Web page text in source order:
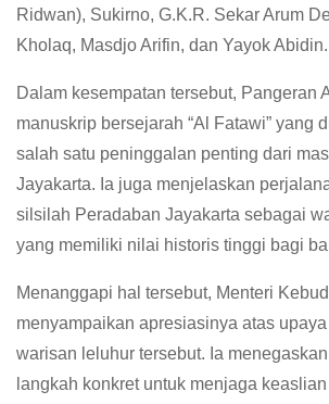
Ridwan), Sukirno, G.K.R. Sekar Arum
Kholaq, Masdjo Arifin, dan Yayok Abidin.
Dalam kesempatan tersebut, Pangeran
manuskrip bersejarah “Al Fatawi” yang
salah satu peninggalan penting dari
Jayakarta. Ia juga menjelaskan
silsilah Peradaban Jayakarta sebagai
yang memiliki nilai historis tinggi bagi
Menanggapi hal tersebut, Menteri
menyampaikan apresiasinya atas
warisan leluhur tersebut. Ia
langkah konkret untuk menjaga